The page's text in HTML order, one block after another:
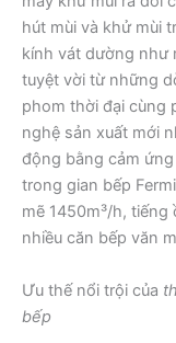
hút mùi và khử mùi
kính vát dường như
tuyệt vời từ những
phom thời đại cùng
nghệ sản xuất mới
động bằng cảm
trong gian bếp
mẽ 1450m³/h,
nhiều căn bếp văn
Ưu thế nổi trội của
bếp